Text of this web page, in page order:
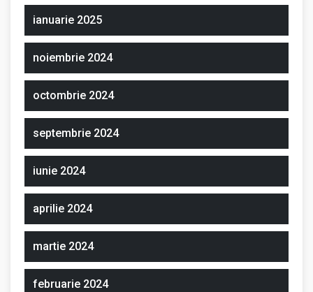
ianuarie 2025
noiembrie 2024
octombrie 2024
septembrie 2024
iunie 2024
aprilie 2024
martie 2024
februarie 2024